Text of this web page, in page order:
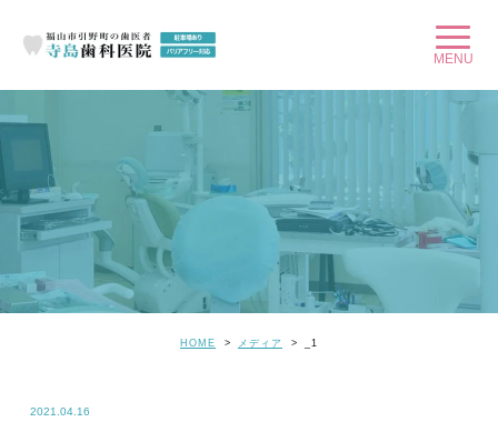
HOME メディア _1
2021.04.16